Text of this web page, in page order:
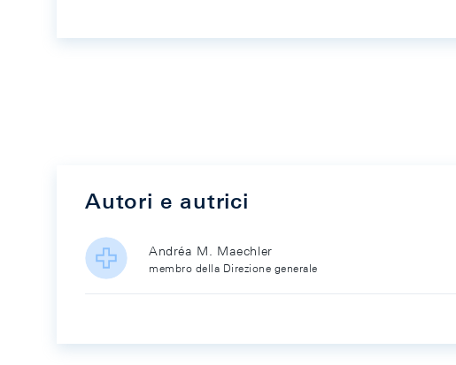
Autori e autrici
Andréa M. Maechler
membro della Direzione generale